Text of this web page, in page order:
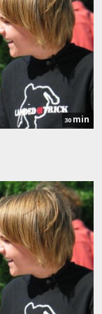
30 min